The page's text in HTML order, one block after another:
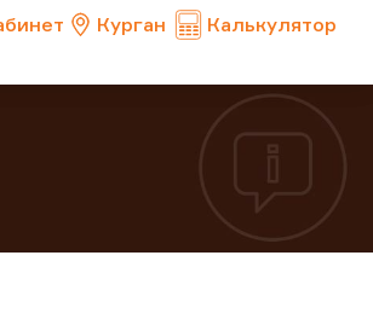
Курган Калькулятор